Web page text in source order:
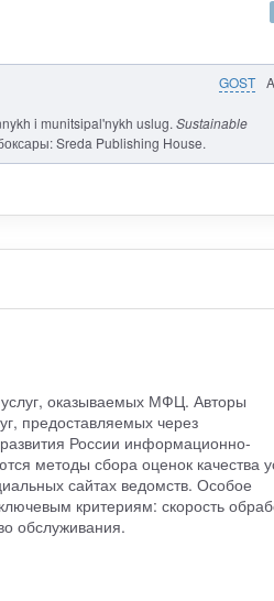
GOST
i munitsipal'nykh uslug. Sustainable
Sreda Publishing House.
оказываемых МФЦ. Авторы
предоставляемых через
России информационно-
методы сбора оценок качества
сайтах ведомств. Особое
критериям: скорость
обслуживания.